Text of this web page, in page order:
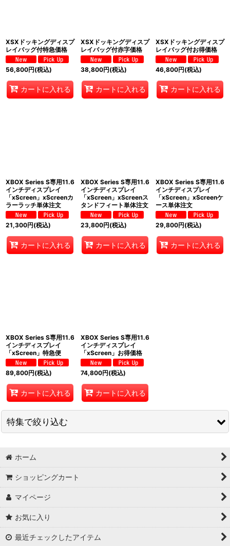
XSXドッキングディスプ
レイバッグ付特急価格
56,800円(税込)
カートに入れる
XSXドッキングディスプ
レイバッグ付赤字価格
38,800円(税込)
カートに入れる
XSXドッキングディスプ
レイバッグ付お得価格
46,800円(税込)
カートに入れる
XBOX Series S専用11.6
インチディスプレイ
「xScreen」xScreenカ
ラーラッチ単体注文
21,300円(税込)
カートに入れる
XBOX Series S専用11.6
インチディスプレイ
「xScreen」xScreenス
タンドフィート単体注文
23,800円(税込)
カートに入れる
XBOX Series S専用11.6
インチディスプレイ
「xScreen」xScreenケ
ース単体注文
29,800円(税込)
カートに入れる
XBOX Series S専用11.6
インチディスプレイ
「xScreen」特急便
89,800円(税込)
カートに入れる
XBOX Series S専用11.6
インチディスプレイ
「xScreen」お得価格
74,800円(税込)
カートに入れる
特集で絞り込む
コモドール64
カプコン
Nubia
ホーム
ショッピングカート
マイページ
お気に入り
最近チェックしたアイテム